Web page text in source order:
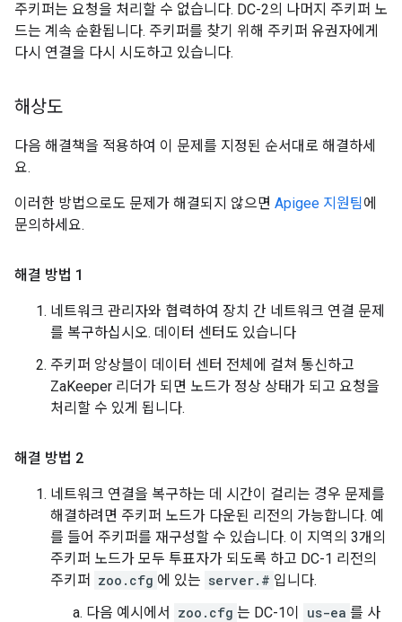
주키퍼는 요청을 처리할 수 없습니다. DC-2의 나머지 주키퍼 노
드는 계속 순환됩니다. 주키퍼를 찾기 위해 주키퍼 유권자에게
다시 연결을 다시 시도하고 있습니다.
해상도
다음 해결책을 적용하여 이 문제를 지정된 순서대로 해결하세
요.
이러한 방법으로도 문제가 해결되지 않으면 Apigee 지원팀에
문의하세요.
해결 방법 1
네트워크 관리자와 협력하여 장치 간 네트워크 연결 문제
를 복구하십시오. 데이터 센터도 있습니다
주키퍼 앙상블이 데이터 센터 전체에 걸쳐 통신하고
ZaKeeper 리더가 되면 노드가 정상 상태가 되고 요청을
처리할 수 있게 됩니다.
해결 방법 2
네트워크 연결을 복구하는 데 시간이 걸리는 경우 문제를
해결하려면 주키퍼 노드가 다운된 리전의 가능합니다. 예
를 들어 주키퍼를 재구성할 수 있습니다. 이 지역의 3개의
주키퍼 노드가 모두 투표자가 되도록 하고 DC-1 리전의
주키퍼
zoo.cfg 에 있는 server.# 입니다.
다음 예시에서
zoo.cfg 는 DC-1이 us-ea 를 사